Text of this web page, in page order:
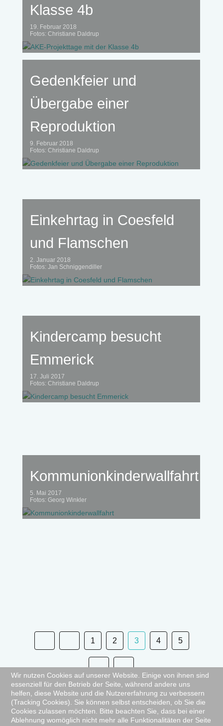
Klasse 4b
19. Februar 2018
Fotos: Christiane Daldrup
Gedenkfeier und
Übergabe einer
Reproduktion
9. Februar 2018
Fotos: Christiane Daldrup
Einkehrtag in Coesfeld
und Flamschen
2. Januar 2018
Fotos: Jan Schniggendiller
Kindercamp besucht
Emmerick
17. Juli 2017
Fotos: Christiane Daldrup
Kommunionkinderwallfahrt
5. Mai 2017
Fotos: Georg Winkler
1 2 3 4 5
Seite 3 von 5
Wir nutzen Cookies auf unserer Website. Einige von ihnen sind
essenziell für den Betrieb der Seite, während andere uns
helfen, diese Website und die Nutzererfahrung zu verbessern
(Tracking Cookies). Sie können selbst entscheiden, ob Sie die
Cookies zulassen möchten. Bitte beachten Sie, dass bei einer
Ablehnung womöglich nicht mehr alle Funktionalitäten der Seite